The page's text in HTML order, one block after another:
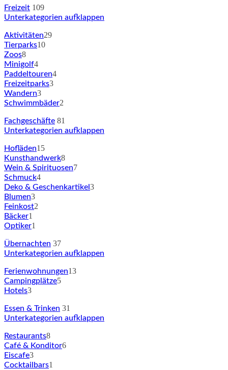
Freizeit 109
Unterkategorien aufklappen
Aktivitäten29
Tierparks10
Zoos8
Minigolf4
Paddeltouren4
Freizeitparks3
Wandern3
Schwimmbäder2
Fachgeschäfte 81
Unterkategorien aufklappen
Hofläden15
Kunsthandwerk8
Wein & Spirituosen7
Schmuck4
Deko & Geschenkartikel 3
Blumen3
Feinkost2
Bäcker1
Optiker1
Übernachten 37
Unterkategorien aufklappen
Ferienwohnungen13
Campingplätze5
Hotels3
Essen & Trinken 31
Unterkategorien aufklappen
Restaurants8
Café & Konditor6
Eiscafe3
Cocktailbars1